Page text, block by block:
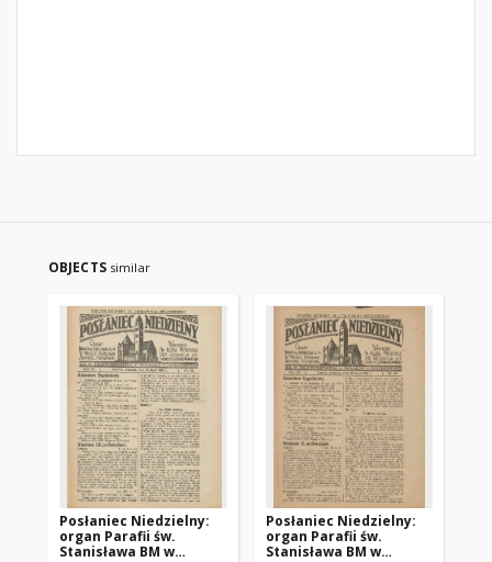
OBJECTS similar
Posłaniec Niedzielny:
organ Parafii św.
Stanisława BM w
Posłaniec Niedzielny:
organ Parafii św.
Stanisława BM w